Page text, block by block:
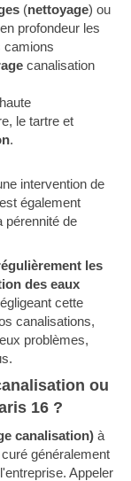
(nettoyage) ou
profondeur les
camions
canalisation
le tartre et
.
intervention de
également
pérennité de
les
des eaux
cette
canalisations,
problèmes,
ou
16 ?
canalisation) à
généralement
Appeler